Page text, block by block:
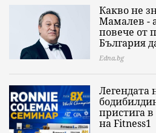
Какво не
Мамалев -
повече от
България
Edna.bg
Легендата
пристига
на Fitness1